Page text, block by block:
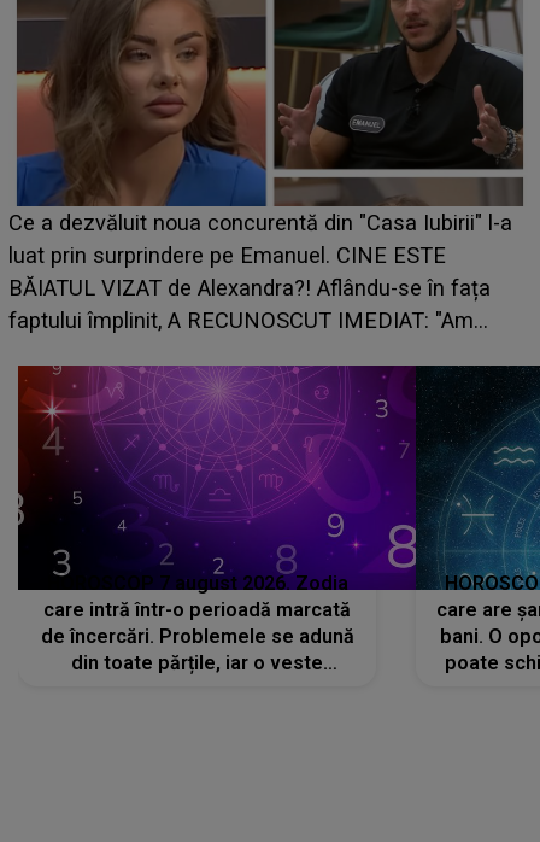
a
HOROSCOP de weekend, 8-9 august 2026. Zodia
care riscă să rămână fără bani. O decizie luată în
grabă îi aduce pierderi semnificative și îi dă toate
planurile peste cap
HOROSCOP 7 august 2026. Zodia
care intră într-o perioadă marcată
de încercări. Problemele se adună
din toate părțile, iar o veste
care are
bani. O
poate